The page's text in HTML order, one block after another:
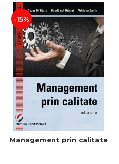
-15%
Management prin calitate